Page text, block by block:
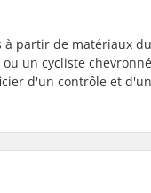
à partir de matériaux
un cycliste
d'un contrôle et